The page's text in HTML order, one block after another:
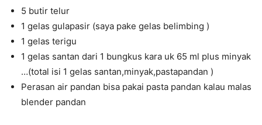
5 butir telur
1 gelas gulapasir (saya pake gelas belimbing )
1 gelas terigu
1 gelas santan dari 1 bungkus kara uk 65 ml plus minyak
…(total isi 1 gelas santan,minyak,pastapandan )
Perasan air pandan bisa pakai pasta pandan kalau malas
blender pandan